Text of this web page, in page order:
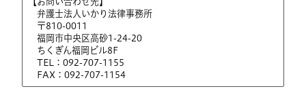
弁護士法人いかり法律事務所
〒810-0011
福岡市中央区高砂1-24-20
ちくぎん福岡ビル8F
TEL：092-707-1155
FAX：092-707-1154